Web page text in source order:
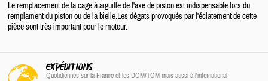
Le remplacement de la cage à aiguille de l'axe de piston est indispensable lors du
remplament du piston ou de la bielle.Les dégats provoqués par l'éclatement de cette
pièce sont très important pour le moteur.
EXPÉDITIONS
Quotidiennes sur la Franceet les DOM/TOM mais aussi à l'international